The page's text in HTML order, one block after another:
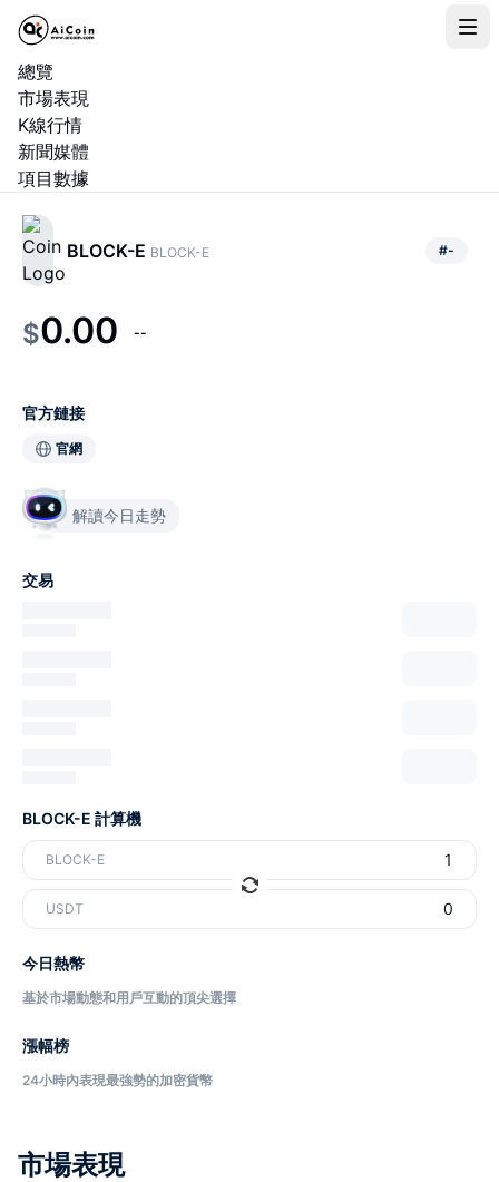
總覽
市場表現
K線行情
新聞媒體
項目數據
市場表現
BLOCK-E BLOCK-E #-
$0.00 --
官方鏈接
官網
解讀今日走勢
交易
BLOCK-E 計算機
BLOCK-E
USDT
今日熱幣
基於市場動態和用戶互動的頂尖選擇
漲幅榜
24小時內表現最強勢的加密貨幣